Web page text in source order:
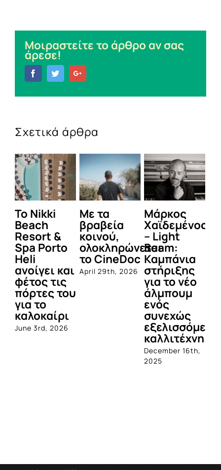
Μοιραστείτε το άρθρο αν σας
άρεσε!
FacebookTwitter
Σχετικά άρθρα
To Nikki
Beach
Resort &
Spa Porto
Heli
ανοίγει και
φέτος τις
πόρτες του
για το
καλοκαίρι
June 3rd, 2026
Με τα
βραβεία
κοινού,
ολοκληρώνεται
το CineDoc
April 29th, 2026
Μάρκος
Χαϊδεμένος
– Light
Beam:
Καμπάνια
στήριξης
για το νέο
άλμπουμ
ενός
συνεχώς
καλλιτέχνη
December 16th,
2025